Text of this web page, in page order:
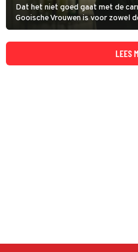
Dat het niet goed gaat met de
Gooische Vrouwen is voor zowel
televisiekijkers al wel duidelijk.
van het personage en daarom
LEES